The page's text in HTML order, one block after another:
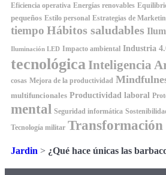
Eficiencia operativa Energías renovables
pequeños Estilo personal Estrategias de
tiempo Hábitos saludables
Iluminación LED Impacto ambiental Industria
tecnológica Inteligencia
cosas Mejora de la productividad
multifuncionales Productividad laboral
mental Seguridad informática
Tecnología militar
Jardin > ¿Qué hace únicas las